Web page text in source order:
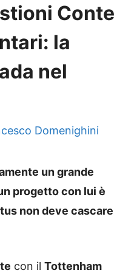
Conte
la
nel
Domenighini
un grande
progetto con lui è
non deve cascare
con il Tottenham